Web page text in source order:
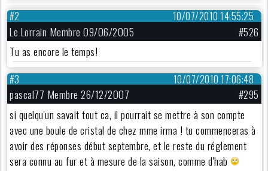
10/07/2010 14:55:25
#2
Le Lorrain Membre 09/06/2005
#526
Tu as encore le temps!
10/07/2010 17:06:48
#3
pascal77 Membre 26/12/2007
#295
si quelqu'un savait tout ca, il pourrait se mettre à son compte
avec une boule de cristal de chez mme irma ! tu commenceras à
avoir des réponses début septembre, et le reste du réglement
sera connu au fur et à mesure de la saison, comme d'hab